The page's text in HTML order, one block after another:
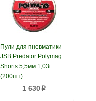
Пули для пневматики
JSB Predator Polymag
Shorts 5,5мм 1,03г
(200шт)
1 630p